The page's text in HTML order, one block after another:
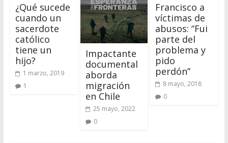
¿Qué sucede
cuando un
sacerdote
católico
tiene un
hijo?
1 marzo, 2019
1
Impactante
documental
aborda
migración
en Chile
25 mayo, 2022
0
Francisco a
víctimas de
abusos: “Fui
parte del
problema y
pido
perdón”
8 mayo, 2018
0